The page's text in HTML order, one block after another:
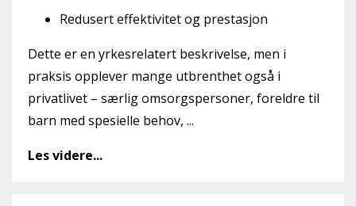
Redusert effektivitet og prestasjon
Dette er en yrkesrelatert beskrivelse, men i
praksis opplever mange utbrenthet også i
privatlivet – særlig omsorgspersoner, foreldre til
barn med spesielle behov, ...
Les videre...